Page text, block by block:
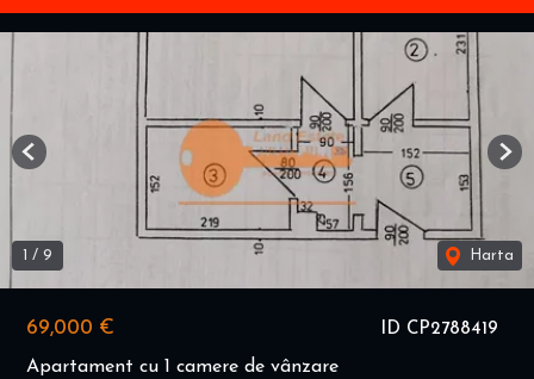
ID CP2788419
69,000 €
Apartament cu 1 camere de vânzare
/ 9 Harta
Previous